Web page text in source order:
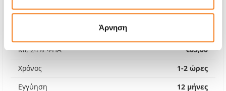
Άρνηση
Premium Οθόνη
Με 24% ΦΠΑ
€65,00
Χρόνος
1-2 ώρες
Εγγύηση
12 μήνες